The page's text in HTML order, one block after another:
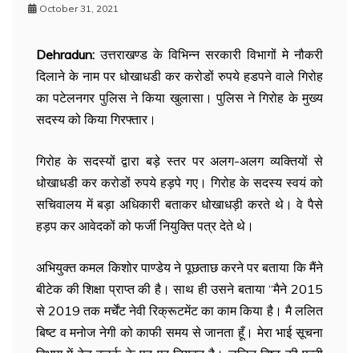
October 31, 2021
Dehradun:उत्तराखण्ड के विभिन्न सरकारी विभागों मे नौकरी
दिलाने के नाम पर धोखाधडी कर करोडों रुपये हडपने वाले गिरोह
का पटेलनगर पुलिस ने किया खुलासा। पुलिस ने गिरोह के मुख्य
सदस्य को किया गिरफ्तार।
गिरोह के सदस्यों द्वारा बड़े स्तर पर अलग-अलग व्यक्तियों से
धोखाधडी कर करोडों रुपये हड़पे गए। गिरोह के सदस्य स्वयं को
सचिवालय में बड़ा अधिकारी बताकर धोखाधड़ी करते थे। वे पैसे
हड़प कर आवेदकों को फर्जी नियुक्ति पत्र देते थे।
अभियुक्त कमल किशोर पाण्डेय ने पूछताछ करने पर बताया कि मैंने
बीटेक की शिक्षा प्राप्त की है। साथ ही उसने बताया “मैने 2015
से 2019 तक मर्चेंट नेवी रिक्रूटमेंट का काम किया है। मै ललित
बिष्ट व मनोज नेगी को काफी समय से जानता हूँ। मेरा भाई सूचना